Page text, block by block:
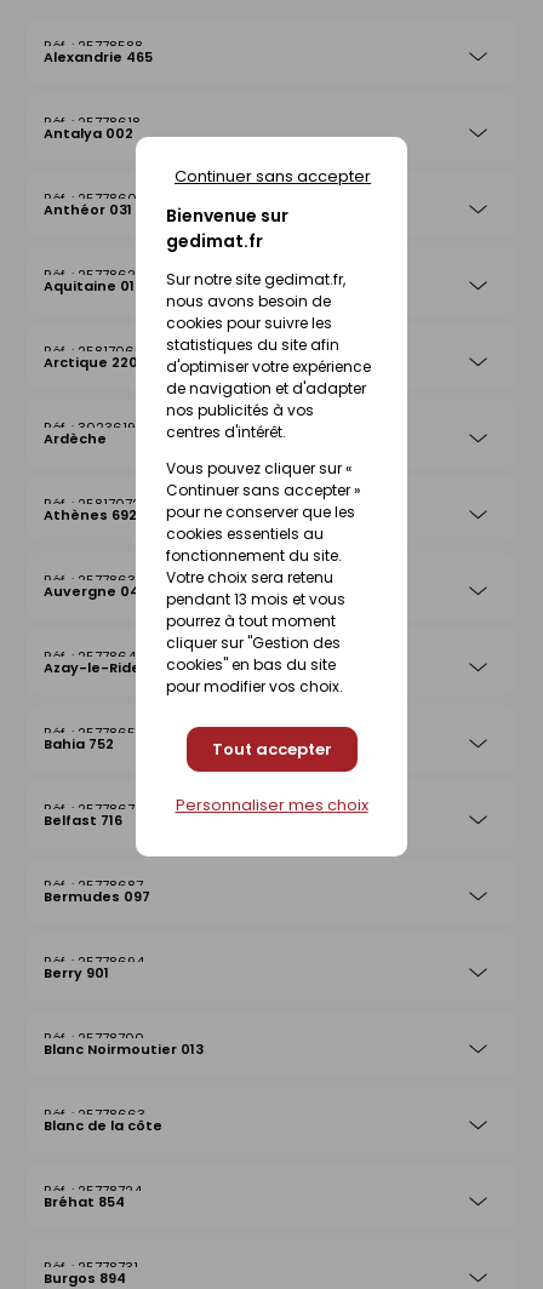
Bienvenue sur
gedimat.fr
Sur notre site gedimat.fr,
nous avons besoin de
cookies pour suivre les
statistiques du site afin
d'optimiser votre expérience
de navigation et d'adapter
nos publicités à vos
centres d'intérêt.
Vous pouvez cliquer sur «
Continuer sans accepter »
pour ne conserver que les
cookies essentiels au
fonctionnement du site.
Votre choix sera retenu
pendant 13 mois et vous
pourrez à tout moment
cliquer sur "Gestion des
cookies" en bas du site
pour modifier vos choix.
Tout accepter
Continuer sans accepter
Personnaliser mes choix
25778588
Alexandrie 465
25778618
Antalya 002
25778601
Anthéor 031
25778625
Aquitaine 019
25817065
Arctique 220
30236199
Ardèche
25817072
Athènes 692
25778632
Auvergne 042
25778649
Azay-le-Rideau 026
25778656
Bahia 752
25778670
Belfast 716
25778687
Bermudes 097
25778694
Berry 901
25778700
Blanc Noirmoutier 013
25778663
Blanc de la côte
25778724
Bréhat 854
25778731
Burgos 894